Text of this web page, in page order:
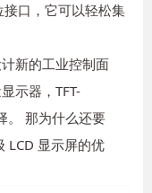
口，它可以轻松集
新的工业控制面
示器，TFT-
。 那为什么还要
LCD 显示屏的优